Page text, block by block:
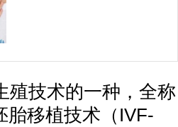
殖技术的一种，全称
胎移植技术（IVF-